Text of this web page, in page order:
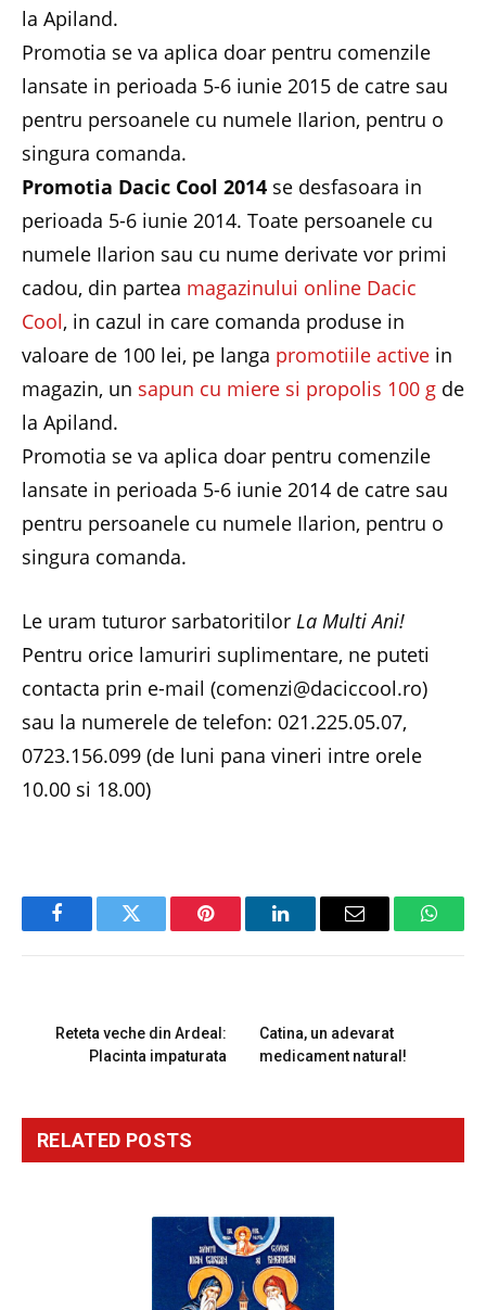
la Apiland.
Promotia se va aplica doar pentru comenzile
lansate in perioada 5-6 iunie 2015 de catre sau
pentru persoanele cu numele Ilarion, pentru o
singura comanda.
Promotia Dacic Cool 2014 se desfasoara in
perioada 5-6 iunie 2014. Toate persoanele cu
numele Ilarion sau cu nume derivate vor primi
cadou, din partea magazinului online Dacic
Cool, in cazul in care comanda produse in
valoare de 100 lei, pe langa promotiile active in
magazin, un sapun cu miere si propolis 100 g de
la Apiland.
Promotia se va aplica doar pentru comenzile
lansate in perioada 5-6 iunie 2014 de catre sau
pentru persoanele cu numele Ilarion, pentru o
singura comanda.
Le uram tuturor sarbatoritilor La Multi Ani!
Pentru orice lamuriri suplimentare, ne puteti
contacta prin e-mail (comenzi@daciccool.ro)
sau la numerele de telefon: 021.225.05.07,
0723.156.099 (de luni pana vineri intre orele
10.00 si 18.00)
FacebookTwitter Pinterest LinkedInEmail
Reteta veche din Ardeal:
Placinta impaturata
Catina, un adevarat
medicament natural!
RELATED POSTS